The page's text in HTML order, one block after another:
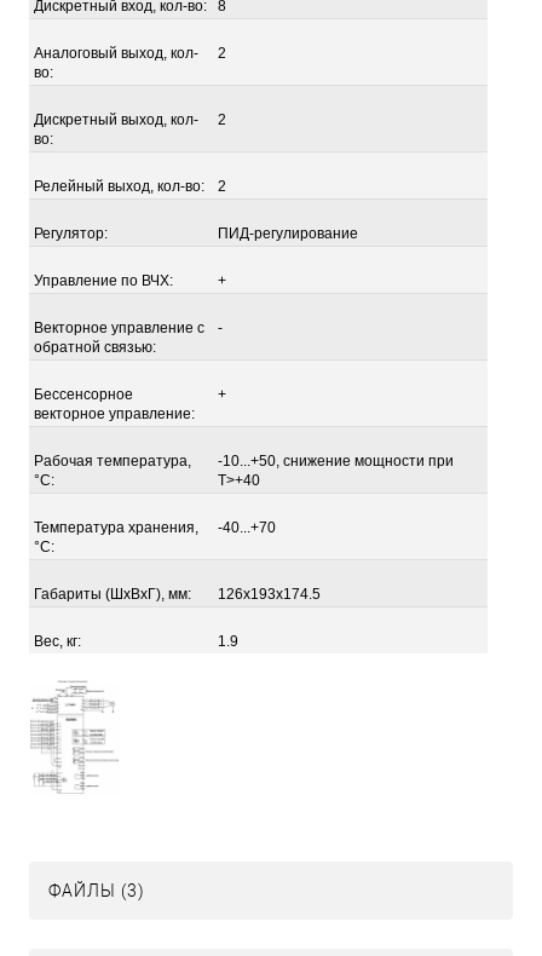
Дискретный вход, кол-во: 8
Аналоговый выход, кол-
во:
2
Дискретный выход, кол-
во:
2
Релейный выход, кол-во: 2
Регулятор: ПИД-регулирование
Управление по ВЧХ: +
Векторное управление с
обратной связью:
-
Бессенсорное
векторное управление:
+
Рабочая температура,
°С:
-10...+50, снижение мощности при
Т>+40
Температура хранения,
°С:
-40...+70
Габариты (ШхВхГ), мм: 126x193x174.5
Вес, кг: 1.9
ФАЙЛЫ (3)